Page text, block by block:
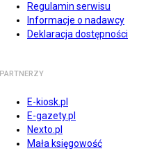
Regulamin serwisu
Informacje o nadawcy
Deklaracja dostępności
PARTNERZY
E-kiosk.pl
E-gazety.pl
Nexto.pl
Mała księgowość